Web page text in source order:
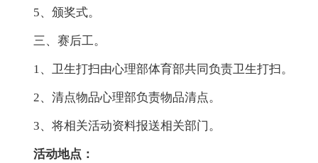
5、颁奖式。
三、赛后工。
1、卫生打扫由心理部体育部共同负责卫生打扫。
2、清点物品心理部负责物品清点。
3、将相关活动资料报送相关部门。
活动地点：